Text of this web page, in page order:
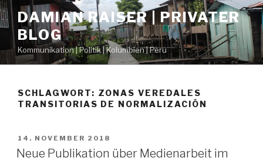
Zum
Inhalt
springen
DAMIAN RAISER | PRIVATER
BLOG
Kommunikation | Politik | Kolumbien | Peru
SCHLAGWORT: ZONAS VEREDALES
TRANSITORIAS DE NORMALIZACIÓN
VERÖFFENTLICHT
AM
14. NOVEMBER 2018
Neue Publikation über Medienarbeit im